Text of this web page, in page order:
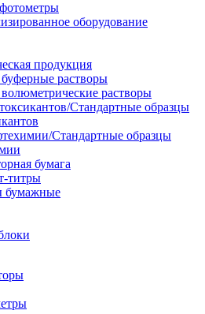
оборудование
продукция
растворы
растворы
Стандартные образцы
Стандартные образцы
бумага
титры
бумажные